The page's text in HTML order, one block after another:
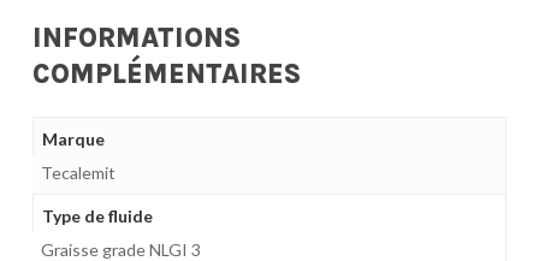
INFORMATIONS
COMPLÉMENTAIRES
Marque
Tecalemit
Type de fluide
Graisse grade NLGI 3